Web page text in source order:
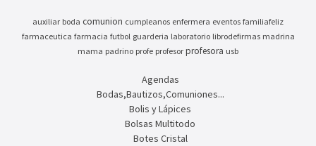
auxiliar boda comunion cumpleanos enfermera eventos familiafeliz
farmaceutica farmacia futbol guarderia laboratorio librodefirmas madrina
mama padrino profe profesor profesora usb
Agendas
Bodas,Bautizos,Comuniones...
Bolis y Lápices
Bolsas Multitodo
Botes Cristal